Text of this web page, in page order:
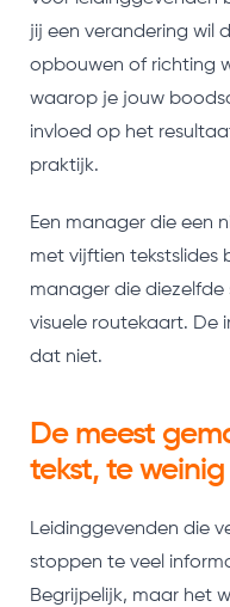
jij een verandering wil
opbouwen of richting
waarop je jouw
invloed op het
praktijk.
Een manager die een
met vijftien tekstslides
manager die
visuele routekaart. De
dat niet.
De meest
tekst, te
Leidinggevenden die
stoppen te veel
Begrijpelijk, maar het